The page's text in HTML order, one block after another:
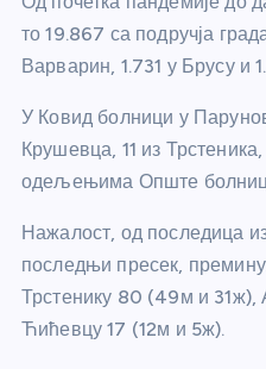
то 19.867 са подручја
Варварин, 1.731 у Брусу и
У Ковид болници у
Крушевца, 11 из
одељењима Опште
Нажалост, од последица
последњи пресек,
Трстенику 80 (49м и
Ћићевцу 17 (12м и 5ж).